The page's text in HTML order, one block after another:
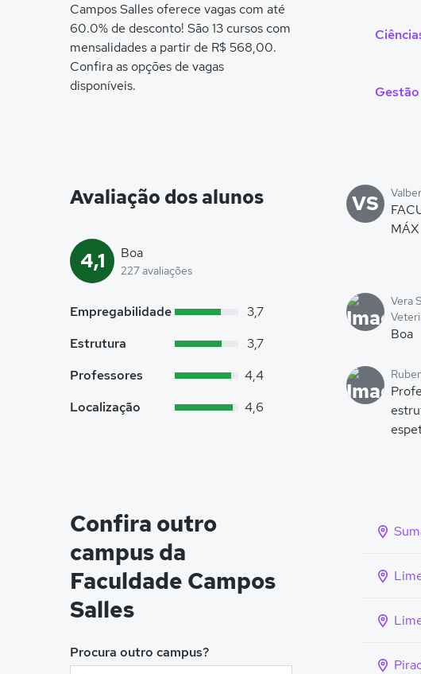
Campos Salles oferece vagas com até
60.0% de desconto! São 13 cursos com
mensalidades a partir de R$ 568,00.
Confira as opções de vagas
disponíveis.
Avaliação dos alunos
4,1 Boa
227 avaliações
Empregabilidade
3,7
Estrutura
3,7
Professores
4,4
Localização
4,6
VS
MÁX
Vera
Boa
Confira outro
campus da
Faculdade Campos
Salles
Procura outro campus?